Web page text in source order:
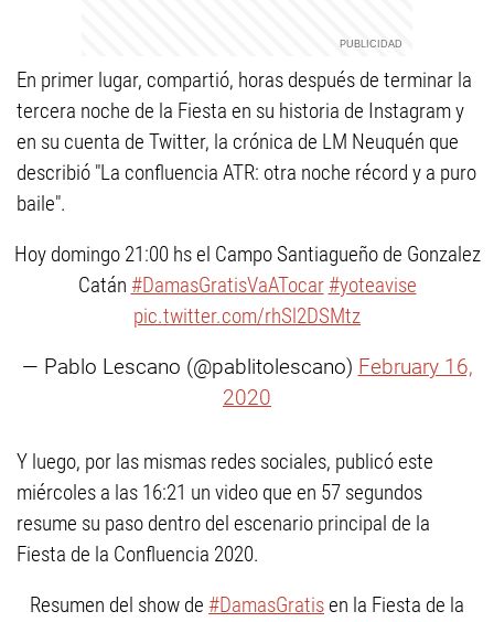
En primer lugar, compartió, horas después de terminar la
tercera noche de la Fiesta en su historia de Instagram y
en su cuenta de Twitter, la crónica de LM Neuquén que
describió "La confluencia ATR: otra noche récord y a puro
baile".
Hoy domingo 21:00 hs el Campo Santiagueño de Gonzalez
Catán #DamasGratisVaATocar #yoteavise
pic.twitter.com/rhSl2DSMtz
— Pablo Lescano (@pablitolescano) February 16,
2020
Y luego, por las mismas redes sociales, publicó este
miércoles a las 16:21 un video que en 57 segundos
resume su paso dentro del escenario principal de la
Fiesta de la Confluencia 2020.
Resumen del show de #DamasGratisen la Fiesta de la